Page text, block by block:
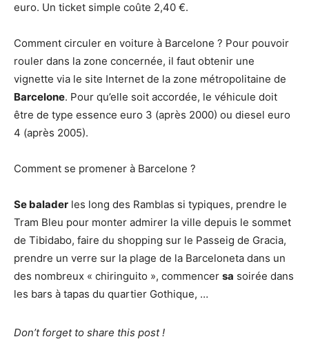
euro. Un ticket simple coûte 2,40 €.
Comment circuler en voiture à Barcelone ? Pour pouvoir
rouler dans la zone concernée, il faut obtenir une
vignette via le site Internet de la zone métropolitaine de
Barcelone. Pour qu’elle soit accordée, le véhicule doit
être de type essence euro 3 (après 2000) ou diesel euro
4 (après 2005).
Comment se promener à Barcelone ?
Se balader les long des Ramblas si typiques, prendre le
Tram Bleu pour monter admirer la ville depuis le sommet
de Tibidabo, faire du shopping sur le Passeig de Gracia,
prendre un verre sur la plage de la Barceloneta dans un
des nombreux « chiringuito », commencer sa soirée dans
les bars à tapas du quartier Gothique, …
Don’t forget to share this post !